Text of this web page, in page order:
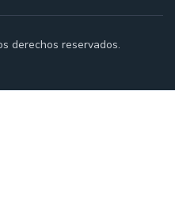
derechos reservados.